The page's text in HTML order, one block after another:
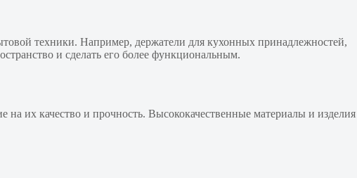
техники. Например, держатели для кухонных принадлежностей,
и сделать его более функциональным.
их качество и прочность. Высококачественные материалы и изделия